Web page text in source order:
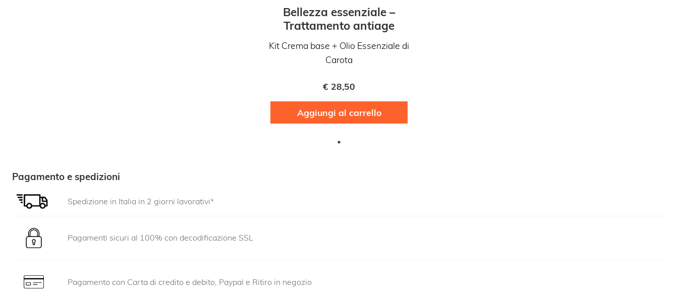
Bellezza essenziale –
Trattamento antiage
Kit Crema base + Olio Essenziale di
Carota
€ 28,50
Aggiungi al carrello
Pagamento e spedizioni
Spedizione in Italia in 2 giorni lavorativi*
Pagamenti sicuri al 100% con decodificazione SSL
Pagamento con Carta di credito e debito, Paypal e Ritiro in negozio